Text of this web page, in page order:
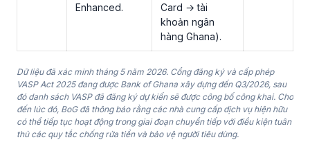
Enhanced.
Card → tài
khoản ngân
hàng Ghana).
Dữ liệu đã xác minh tháng 5 năm 2026. Cổng đăng ký và cấp phép
VASP Act 2025 đang được Bank of Ghana xây dựng đến Q3/2026, sau
đó danh sách VASP đã đăng ký dự kiến sẽ được công bố công khai. Cho
đến lúc đó, BoG đã thông báo rằng các nhà cung cấp dịch vụ hiện hữu
có thể tiếp tục hoạt động trong giai đoạn chuyển tiếp với điều kiện tuân
thủ các quy tắc chống rửa tiền và bảo vệ người tiêu dùng.